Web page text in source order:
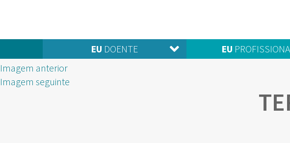
EU DOENTE EU
Imagem anterior
Imagem seguinte